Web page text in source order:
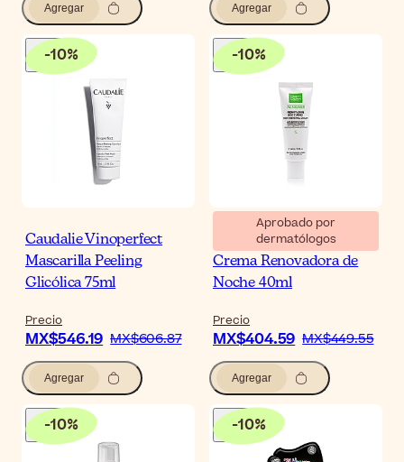
Agregar Agregar
-10%
Caudalie Vinoperfect
Mascarilla Peeling
Glicólica 75ml
Precio
MX$546.19 MX$606.87
Agregar
-10%
Aprobado por
dermatólogos
Martiderm Acniover
Crema Renovadora de
Noche 40ml
Precio
MX$404.59 MX$449.55
Agregar
-10% -10%